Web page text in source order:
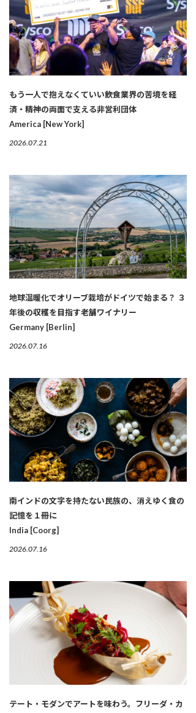
もう一人で抱えなくていい――飲食業界の苦境を経
済・精神の両面で支える非営利団体
America [New York]
2026.07.21
地球温暖化でオリーブ栽培がドイツで始まる？ ３
年後の収穫を目指す老舗ワイナリー
Germany [Berlin]
2026.07.16
南インドの文字を持たない民族の、消えゆく食の
記憶を１冊に
India [Coorg]
2026.07.16
テート・モダンでアートを味わう。フリーダ・カ